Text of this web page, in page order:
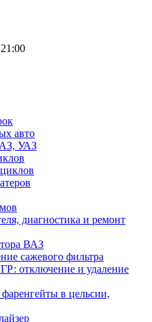
авто
УАЗ
диагностика и ремонт
ВАЗ
сажевого фильтра
отключение и удаление
в цельсии,